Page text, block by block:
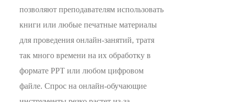
позволяют преподавателям использовать
книги или любые печатные материалы
для проведения онлайн-занятий, тратя
так много времени на их обработку в
формате PPT или любом цифровом
файле. Спрос на онлайн-обучающие